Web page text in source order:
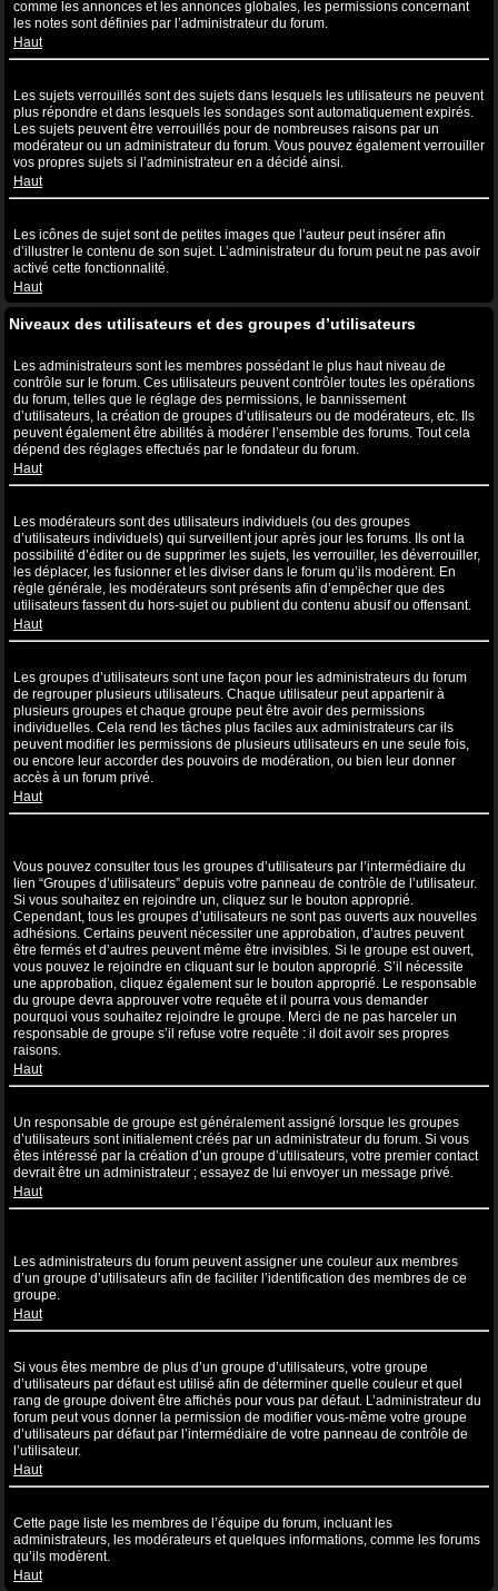
comme les annonces et les annonces globales, les permissions concernant
les notes sont définies par l’administrateur du forum.
Haut
Les sujets verrouillés sont des sujets dans lesquels les utilisateurs ne peuvent
plus répondre et dans lesquels les sondages sont automatiquement expirés.
Les sujets peuvent être verrouillés pour de nombreuses raisons par un
modérateur ou un administrateur du forum. Vous pouvez également verrouiller
vos propres sujets si l’administrateur en a décidé ainsi.
Haut
Les icônes de sujet sont de petites images que l’auteur peut insérer afin
d’illustrer le contenu de son sujet. L’administrateur du forum peut ne pas avoir
activé cette fonctionnalité.
Haut
Niveaux des utilisateurs et des groupes d’utilisateurs
Les administrateurs sont les membres possédant le plus haut niveau de
contrôle sur le forum. Ces utilisateurs peuvent contrôler toutes les opérations
du forum, telles que le réglage des permissions, le bannissement
d’utilisateurs, la création de groupes d’utilisateurs ou de modérateurs, etc. Ils
peuvent également être abilités à modérer l’ensemble des forums. Tout cela
dépend des réglages effectués par le fondateur du forum.
Haut
Les modérateurs sont des utilisateurs individuels (ou des groupes
d’utilisateurs individuels) qui surveillent jour après jour les forums. Ils ont la
possibilité d’éditer ou de supprimer les sujets, les verrouiller, les déverrouiller,
les déplacer, les fusionner et les diviser dans le forum qu’ils modèrent. En
règle générale, les modérateurs sont présents afin d’empêcher que des
utilisateurs fassent du hors-sujet ou publient du contenu abusif ou offensant.
Haut
Les groupes d’utilisateurs sont une façon pour les administrateurs du forum
de regrouper plusieurs utilisateurs. Chaque utilisateur peut appartenir à
plusieurs groupes et chaque groupe peut être avoir des permissions
individuelles. Cela rend les tâches plus faciles aux administrateurs car ils
peuvent modifier les permissions de plusieurs utilisateurs en une seule fois,
ou encore leur accorder des pouvoirs de modération, ou bien leur donner
accès à un forum privé.
Haut
Vous pouvez consulter tous les groupes d’utilisateurs par l’intermédiaire du
lien “Groupes d’utilisateurs” depuis votre panneau de contrôle de l’utilisateur.
Si vous souhaitez en rejoindre un, cliquez sur le bouton approprié.
Cependant, tous les groupes d’utilisateurs ne sont pas ouverts aux nouvelles
adhésions. Certains peuvent nécessiter une approbation, d’autres peuvent
être fermés et d’autres peuvent même être invisibles. Si le groupe est ouvert,
vous pouvez le rejoindre en cliquant sur le bouton approprié. S’il nécessite
une approbation, cliquez également sur le bouton approprié. Le responsable
du groupe devra approuver votre requête et il pourra vous demander
pourquoi vous souhaitez rejoindre le groupe. Merci de ne pas harceler un
responsable de groupe s’il refuse votre requête : il doit avoir ses propres
raisons.
Haut
Un responsable de groupe est généralement assigné lorsque les groupes
d’utilisateurs sont initialement créés par un administrateur du forum. Si vous
êtes intéressé par la création d’un groupe d’utilisateurs, votre premier contact
devrait être un administrateur ; essayez de lui envoyer un message privé.
Haut
Les administrateurs du forum peuvent assigner une couleur aux membres
d’un groupe d’utilisateurs afin de faciliter l’identification des membres de ce
groupe.
Haut
Si vous êtes membre de plus d’un groupe d’utilisateurs, votre groupe
d’utilisateurs par défaut est utilisé afin de déterminer quelle couleur et quel
rang de groupe doivent être affichés pour vous par défaut. L’administrateur du
forum peut vous donner la permission de modifier vous-même votre groupe
d’utilisateurs par défaut par l’intermédiaire de votre panneau de contrôle de
l’utilisateur.
Haut
Cette page liste les membres de l’équipe du forum, incluant les
administrateurs, les modérateurs et quelques informations, comme les forums
qu’ils modèrent.
Haut